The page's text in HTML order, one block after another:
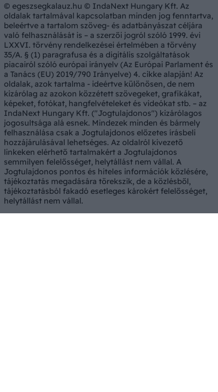
© egeszsegkalauz.hu © IndaNext Hungary Kft. Az
oldalak tartalmával kapcsolatban minden jog fenntartva,
beleértve a tartalom szöveg- és adatbányászat céljára
való felhasználását is – a szerzői jogról szóló 1999. évi
LXXVI. törvény rendelkezései értelmében a törvény
35/A. § (1) paragrafusa és a digitális szolgáltatások
piacairól szóló európai irányelv (Az Európai Parlament és
a Tanács (EU) 2019/790 Irányelve) 4. cikke alapján! Az
oldalak, azok tartalma - ideértve különösen, de nem
kizárólag az azokon közzétett szövegeket, grafikákat,
képeket, fotókat, hangfelvételeket és videókat stb. – az
IndaNext Hungary Kft. ("Jogtulajdonos") kizárólagos
jogosultsága alá esnek. Mindezek minden és bármely
felhasználása csak a Jogtulajdonos előzetes írásbeli
hozzájárulásával lehetséges. Az oldalról kivezető
linkeken elérhető tartalmakért a Jogtulajdonos
semmilyen felelősséget, helytállást nem vállal. A
Jogtulajdonos pontos és hiteles információk közlésére,
tájékoztatás megadására törekszik, de a közlésből,
tájékoztatásból fakadó esetleges károkért felelősséget,
helytállást nem vállal.